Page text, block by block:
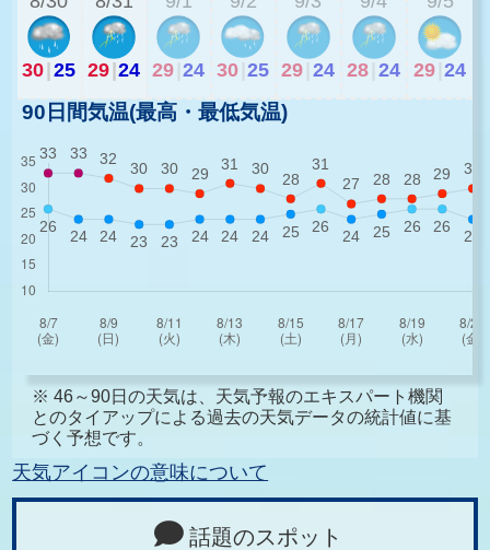
30|25 29|24 29 24 30 25 29 24 28 24 29 24
90日間気温(最高・最低気温)
※ 46～90日の天気は、天気予報のエキスパート機関
とのタイアップによる過去の天気データの統計値に基
づく予想です。
天気アイコンの意味について
話題のスポット